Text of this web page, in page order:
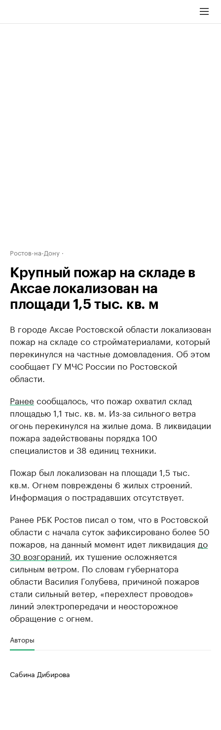
Ростов-на-Дону
Крупный пожар на складе в
Аксае локализован на
площади 1,5 тыс. кв. м
В городе Аксае Ростовской области локализован
пожар на складе со стройматериалами, который
перекинулся на частные домовладения. Об этом
сообщает ГУ МЧС России по Ростовской
области.
Ранее сообщалось, что пожар охватил склад
площадью 1,1 тыс. кв. м. Из-за сильного ветра
огонь перекинулся на жилые дома. В ликвидации
пожара задействованы порядка 100
специалистов и 38 единиц техники.
Пожар был локализован на площади 1,5 тыс.
кв.м. Огнем повреждены 6 жилых строений.
Информация о пострадавших отсутствует.
Ранее РБК Ростов писал о том, что в Ростовской
области с начала суток зафиксировано более 50
пожаров, на данный момент идет ликвидация до
30 возгораний , их тушение осложняется
сильным ветром. По словам губернатора
области Василия Голубева, причиной пожаров
стали сильный ветер, «перехлест проводов»
линий электропередачи и неосторожное
обращение с огнем.
Авторы
Сабина Дибирова